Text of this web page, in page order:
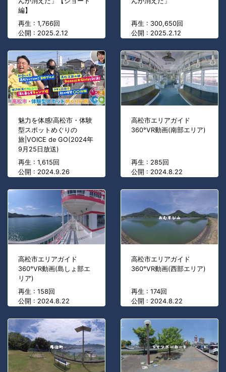
編】
再生 : 1,766回
公開 : 2025.2.12
再生 : 300,650回
公開 : 2025.2.12
魅力を体感!高松市・体験
型スポットめぐりの
旅|VOICE de GO(2024年
9月25日放送)
再生 : 1,615回
公開 : 2024.9.26
高松市エリアガイド
360°VR動画(南部エリア)
再生 : 285回
公開 : 2024.8.22
高松市エリアガイド
360°VR動画(島しょ部エ
リア)
再生 : 158回
公開 : 2024.8.22
高松市エリアガイド
360°VR動画(西部エリア)
再生 : 174回
公開 : 2024.8.22